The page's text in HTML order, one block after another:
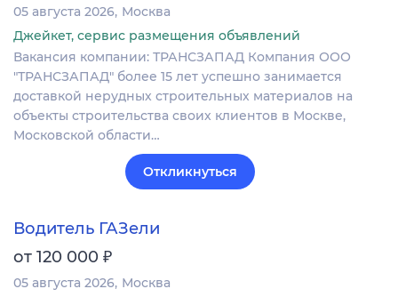
05 августа 2026 Москва
Джейкет, сервис размещения объявлений
Вакансия компании: ТРАНСЗАПАД Компания ООО
"ТРАНСЗАПАД" более 15 лет успешно занимается
доставкой нерудных строительных материалов на
объекты строительства своих клиентов в Москве,
Московской области…
Откликнуться
Водитель ГАЗели
от 120 000 ₽
05 августа 2026 Москва